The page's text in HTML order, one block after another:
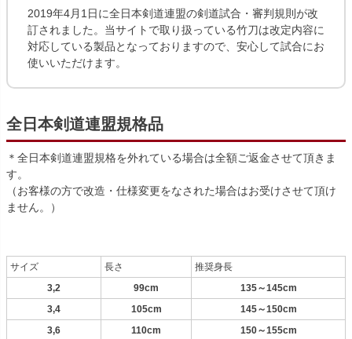
2019年4月1日に全日本剣道連盟の剣道試合・審判規則が改
訂されました。当サイトで取り扱っている竹刀は改定内容に
対応している製品となっておりますので、安心して試合にお
使いいただけます。
全日本剣道連盟規格品
＊全日本剣道連盟規格を外れている場合は全額ご返金させて頂きま
す。
（お客様の方で改造・仕様変更をなされた場合はお受けさせて頂け
ません。）
サイズ 長さ
推奨身長
3,2
99cm
135～145cm
3,4
105cm
145～150cm
3,6
110cm
150～155cm